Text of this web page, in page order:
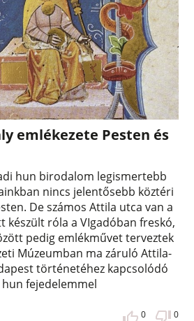
emlékezete Pesten és
hun birodalom legismertebb
nincs jelentősebb köztéri
De számos Attila utca van a
készült róla a VIgadóban freskó,
pedig emlékművet terveztek
Múzeumban ma záruló Attila-
történetéhez kapcsolódó
fejedelemmel
0 0